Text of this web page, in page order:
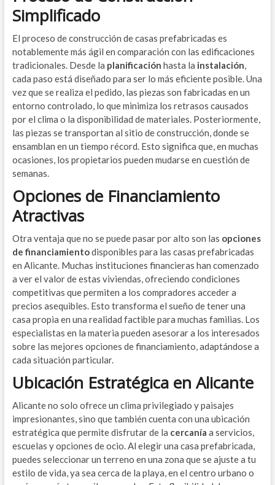
Simplificado
El proceso de construcción de casas prefabricadas es
notablemente más ágil en comparación con las edificaciones
tradicionales. Desde la planificación hasta la instalación,
cada paso está diseñado para ser lo más eficiente posible. Una
vez que se realiza el pedido, las piezas son fabricadas en un
entorno controlado, lo que minimiza los retrasos causados
por el clima o la disponibilidad de materiales. Posteriormente,
las piezas se transportan al sitio de construcción, donde se
ensamblan en un tiempo récord. Esto significa que, en muchas
ocasiones, los propietarios pueden mudarse en cuestión de
semanas.
Opciones de Financiamiento
Atractivas
Otra ventaja que no se puede pasar por alto son las opciones
de financiamientodisponibles para las casas prefabricadas
en Alicante. Muchas instituciones financieras han comenzado
a ver el valor de estas viviendas, ofreciendo condiciones
competitivas que permiten a los compradores acceder a
precios asequibles. Esto transforma el sueño de tener una
casa propia en una realidad factible para muchas familias. Los
especialistas en la materia pueden asesorar a los interesados
sobre las mejores opciones de financiamiento, adaptándose a
cada situación particular.
Ubicación Estratégica en Alicante
Alicante no solo ofrece un clima privilegiado y paisajes
impresionantes, sino que también cuenta con una ubicación
estratégica que permite disfrutar de la cercanía a servicios,
escuelas y opciones de ocio. Al elegir una casa prefabricada,
puedes seleccionar un terreno en una zona que se ajuste a tu
estilo de vida, ya sea cerca de la playa, en el centro urbano o